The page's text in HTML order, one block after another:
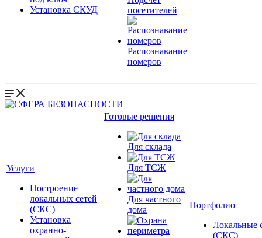
Установка СКУД
посетителей
Распознавание
номеров
Услуги
Построение
локальных сетей
(СКС)
Установка
охранно-
Готовые решения
Для склада
Для ТСЖ
Для частного
дома
Портфолио
Локальные
(СКС)